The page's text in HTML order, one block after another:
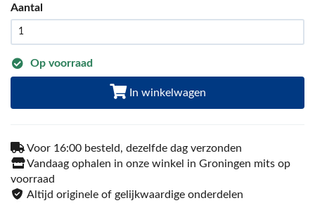
Aantal
Op voorraad
In winkelwagen
Voor 16:00 besteld, dezelfde dag verzonden
Vandaag ophalen in onze winkel in Groningen mits op
voorraad
Altijd originele of gelijkwaardige onderdelen